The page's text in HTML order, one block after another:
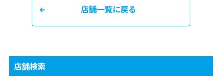
店舗一覧に戻る
店舗検索